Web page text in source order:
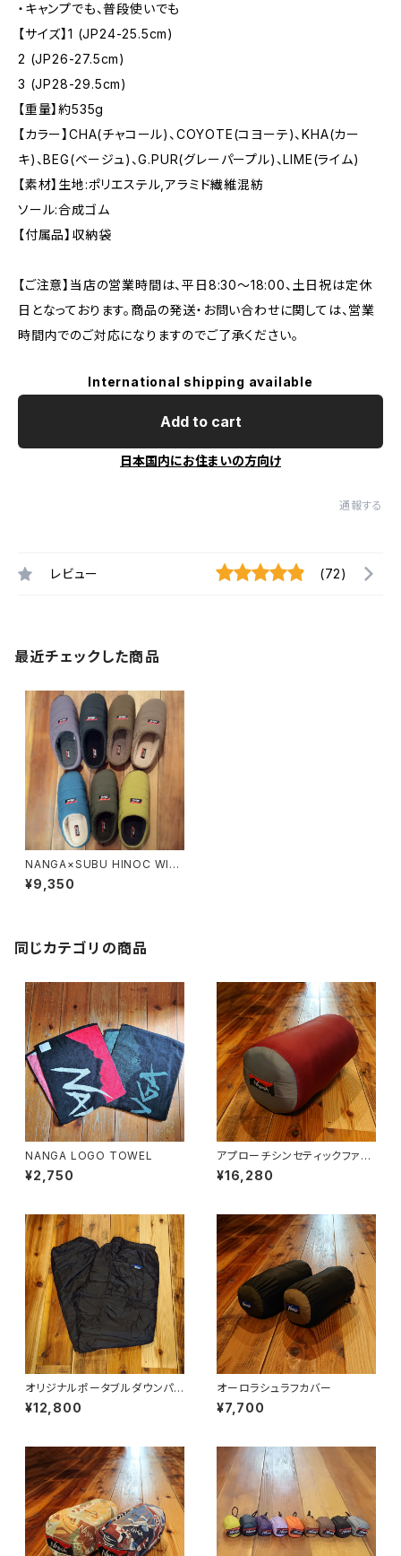
・キャンプでも、普段使いでも
【サイズ】1 (JP24-25.5cm)
2 (JP26-27.5cm)
3 (JP28-29.5cm)
【重量】約535g
【カラー】CHA(チャコール)、COYOTE(コヨーテ)、KHA(カー
キ)、BEG(ベージュ)、G.PUR(グレーパープル)、LIME(ライム)
【素材】生地:ポリエステル,アラミド繊維混紡
ソール:合成ゴム
【付属品】収納袋
【ご注意】当店の営業時間は、平日8:30～18:00、土日祝は定休
日となっております。商品の発送・お問い合わせに関しては、営業
時間内でのご対応になりますのでご了承ください。
International shipping available
Add to cart
日本国内にお住まいの方向け
通報する
レビュー (72)
最近チェックした商品
NANGA×SUBU HINOC WIN
TER SANDAL
¥9,350
同じカテゴリの商品
NANGA LOGO TOWEL
¥2,750
アプローチシンセティックファイ
バー800
¥16,280
オリジナルポータブルダウンパン
ツ
¥12,800
オーロラシュラフカバー
¥7,700